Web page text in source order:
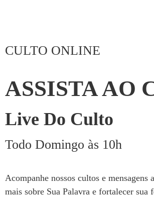
CULTO ONLINE
ASSISTA AO
Live Do Culto
Todo Domingo às 10h
Acompanhe nossos cultos e
mais sobre Sua Palavra e fortalecer sua